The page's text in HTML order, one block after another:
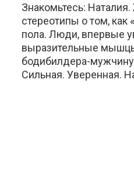
Знакомьтесь:
стереотипы о том, как
пола. Люди, впервые
выразительные
бодибилдера-
Сильная. Уверенная.